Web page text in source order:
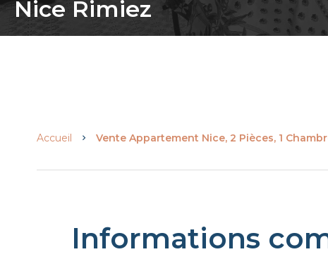
Nice Rimiez
Accueil Vente Appartement Nice, 2 Pièces, 1
Informations